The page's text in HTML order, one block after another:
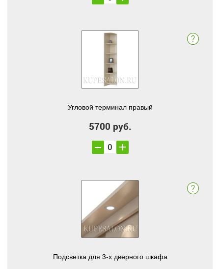
Угловой терминал правый
5700 руб.
Подсветка для 3-х дверного шкафа